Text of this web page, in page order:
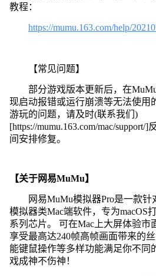
教程：
https://mumu.163.com/help/
【常见问题】
部分游戏版本更新后，在
现启动报错或运行崩溃等无法使用
游玩的问题，请及时(联系我们)
[https://mumu.163.com/mac/
间安排修复。
【关于网易MuMu】
网易MuMu模拟器Pro是一款
模拟器类Mac端软件，专为macOS
系列芯片。 可在Mac上大屏体验市
享受最高达240帧高帧画面带来的
能键鼠操作等多样功能满足你不同
戏成神不伤神！